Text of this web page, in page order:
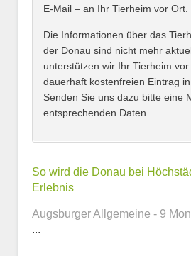
E-Mail-Adresse
E-Mail – an Ihr Tierheim vor Ort.
Die Informationen über das
der Donau sind nicht mehr
unterstützen wir Ihr Tierheim
dauerhaft kostenfreien Eintrag
Senden Sie uns dazu bitte eine
entsprechenden Daten.
So wird die Donau bei
Erlebnis
Augsburger Allgemeine - 9
...